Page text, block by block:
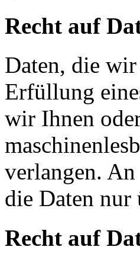
Recht auf
Daten, die
Erfüllung
wir Ihnen
verlangen.
die Daten nur
Recht auf